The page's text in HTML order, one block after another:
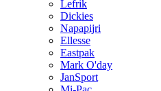
Lefrik
Dickies
Napapijri
Ellesse
Eastpak
Mark O'day
JanSport